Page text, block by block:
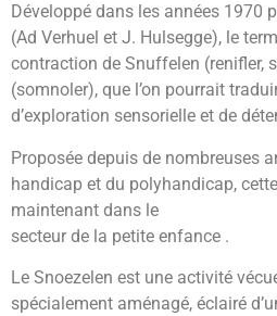
Développé dans les années 1970
(Ad Verhuel et J. Hulsegge), le
contraction de Snuffelen (renifler,
(somnoler), que l’on pourrait
d’exploration sensorielle et de
Proposée depuis de nombreuses
handicap et du polyhandicap,
maintenant dans le
secteur de la petite enfance .
Le Snoezelen est une activité
spécialement aménagé, éclairé